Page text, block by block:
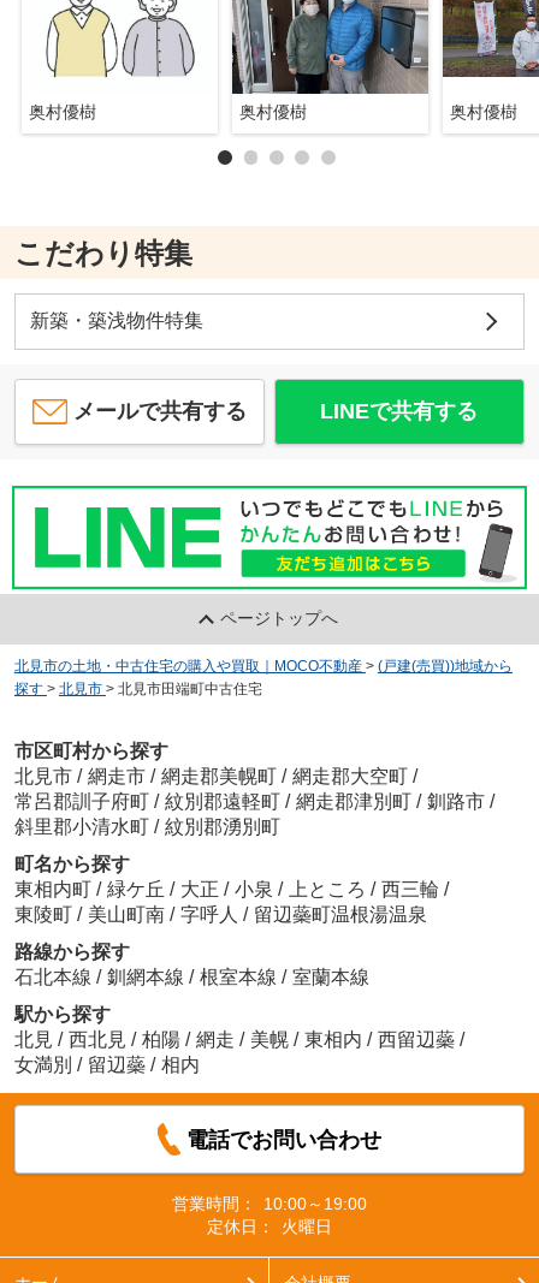
奥村優樹 奥村優樹 奥村優樹
こだわり特集
新築・築浅物件特集
メールで共有する LINEで共有する
ページトップへ
北見市の土地・中古住宅の購入や買取｜MOCO不動産 > (戸建(売買))地域から
探す > 北見市 > 北見市田端町中古住宅
市区町村から探す
北見市 / 網走市 / 網走郡美幌町 / 網走郡大空町 /
常呂郡訓子府町 / 紋別郡遠軽町 / 網走郡津別町 / 釧路市 /
斜里郡小清水町 / 紋別郡湧別町
町名から探す
東相内町 / 緑ケ丘 / 大正 / 小泉 / 上ところ / 西三輪 /
東陵町 / 美山町南 / 字呼人 / 留辺蘂町温根湯温泉
路線から探す
石北本線 / 釧網本線 / 根室本線 / 室蘭本線
駅から探す
北見 / 西北見 / 柏陽 / 網走 / 美幌 / 東相内 / 西留辺蘂 /
女満別 / 留辺蘂 / 相内
電話でお問い合わせ
営業時間：
10:00～19:00
定休日：
火曜日